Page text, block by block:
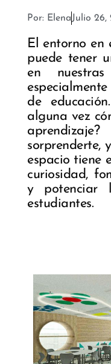
Por: Elena Julio 26,
El entorno en
puede tener
en
de
alguna vez
sorprenderte,
espacio tiene
curiosidad,
y potenciar
estudiantes.